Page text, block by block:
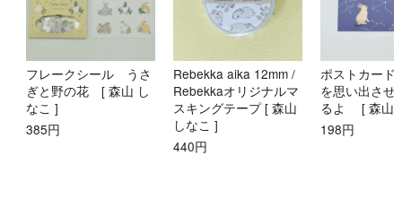
フレークシール うさ
ぎと野の花 [ 森山 し
なこ ]
385円
Rebekka aika 12mm /
Rebekkaオリジナルマ
スキングテープ [ 森山
しなこ ]
440円
ポストカー
を思い出させ
るよ [ 森山
198円